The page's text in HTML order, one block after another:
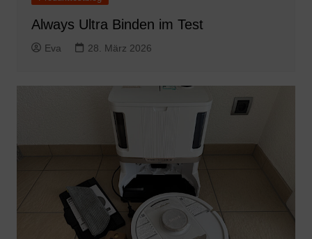
Always Ultra Binden im Test
Eva 28. März 2026